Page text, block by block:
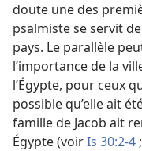
doute une des
psalmiste se servit
pays. Le parallèle
l’importance de la
l’Égypte, pour ceux
possible qu’elle ait
famille de Jacob ait
Égypte (voirIs 30:2-4 ;